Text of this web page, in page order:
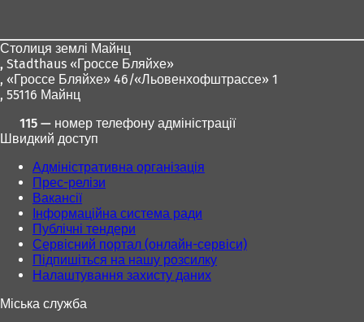
Столиця землі Майнц
, Stadthaus «Гроссе Бляйхе»
, «Гроссе Бляйхе» 46/«Льовенхофштрассе» 1
, 55116 Майнц
115 — номер телефону адміністрації
Швидкий доступ
Адміністративна організація
Прес-релізи
Вакансії
Інформаційна система ради
Публічні тендери
Сервісний портал (онлайн-сервіси)
Підпишіться на нашу розсилку
Налаштування захисту даних
Міська служба